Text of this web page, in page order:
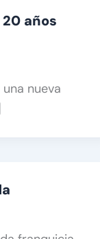
años
nueva